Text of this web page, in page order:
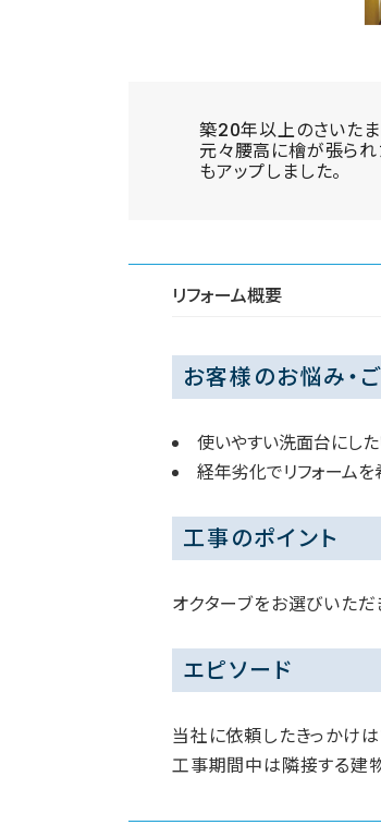
築20年以上のさいた
元々腰高に檜が張られ
もアップしました。
リフォーム概要
お客様のお悩み・
使いやすい洗面台にした
経年劣化でリフォームを
工事のポイント
オクターブをお選びいただ
エピソード
当社に依頼したきっかけ
工事期間中は隣接する建